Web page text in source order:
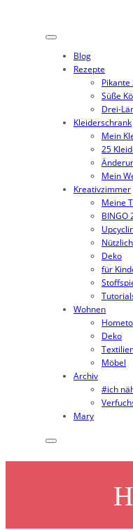
Blog
Rezepte
Pikante
Süße
Drei-
Kleiderschrank
Mein
25
Mein
Kreativzimmer
Meine
BINGO
Deko
für
Wohnen
Deko
Möbel
Archiv
#ich
Mary